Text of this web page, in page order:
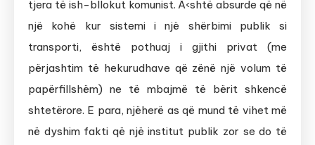
tjera të ish-bllokut komunist. Ã‹shtë absurde që në
një kohë kur sistemi i një shërbimi publik si
transporti, është pothuaj i gjithi privat (me
përjashtim të hekurudhave që zënë një volum të
papërfillshëm) ne të mbajmë të bërit shkencë
shtetërore. E para, njëherë as që mund të vihet më
në dyshim fakti që një institut publik zor se do të